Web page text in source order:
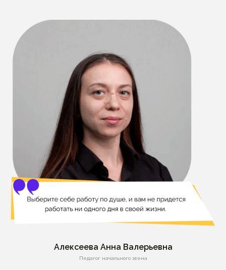
Алексеева Анна Валерьевна
Педагог начального звена